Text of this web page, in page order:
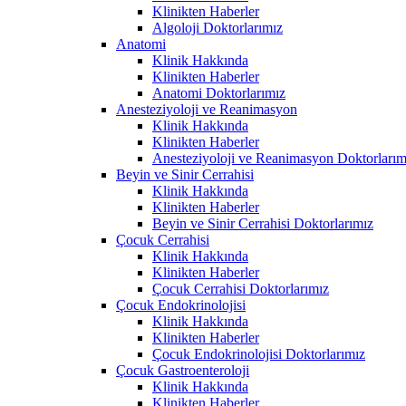
Klinikten Haberler
Algoloji Doktorlarımız
Anatomi
Klinik Hakkında
Klinikten Haberler
Anatomi Doktorlarımız
Anesteziyoloji ve Reanimasyon
Klinik Hakkında
Klinikten Haberler
Anesteziyoloji ve Reanimasyon
Beyin ve Sinir Cerrahisi
Klinik Hakkında
Klinikten Haberler
Beyin ve Sinir Cerrahisi Doktorlarımız
Çocuk Cerrahisi
Klinik Hakkında
Klinikten Haberler
Çocuk Cerrahisi Doktorlarımız
Çocuk Endokrinolojisi
Klinik Hakkında
Klinikten Haberler
Çocuk Endokrinolojisi Doktorlarımız
Çocuk Gastroenteroloji
Klinik Hakkında
Klinikten Haberler